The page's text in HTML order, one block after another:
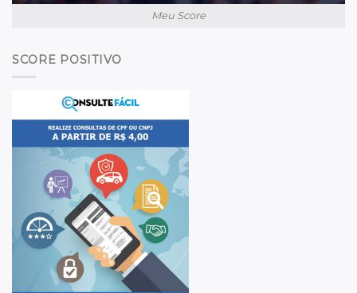
Meu Score
SCORE POSITIVO